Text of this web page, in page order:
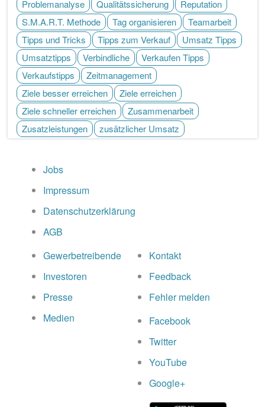
Problemanalyse
Qualitätssicherung
Reputation
S.M.A.R.T. Methode
Tag organisieren
Teamarbeit
Tipps und Tricks
Tipps zum Verkauf
Umsatz Tipps
Umsatztipps
Verbindliche
Verkaufen Tipps
Verkaufstipps
Zeitmanagement
Ziele besser erreichen
Ziele erreichen
Ziele schneller erreichen
Zusammenarbeit
Zusatzleistungen
zusätzlicher Umsatz
Jobs
Impressum
Datenschutzerklärung
AGB
Gewerbetreibende
Investoren
Presse
Medien
Kontakt
Feedback
Fehler melden
Facebook
Twitter
YouTube
Google+